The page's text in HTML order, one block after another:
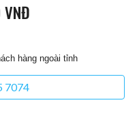
hàng ngoài tỉnh
7074